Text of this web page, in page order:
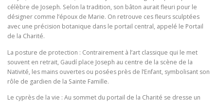
célèbre de Joseph. Selon la tradition, son bâton aurait fleuri pour le
désigner comme l’époux de Marie. On retrouve ces fleurs sculptées
avec une précision botanique dans le portail central, appelé le Portail
de la Charité.
La posture de protection : Contrairement à l’art classique qui le met
souvent en retrait, Gaudí place Joseph au centre de la scène de la
Nativité, les mains ouvertes ou posées près de l’Enfant, symbolisant son
rôle de gardien de la Sainte Famille.
Le cyprès de la vie : Au sommet du portail de la Charité se dresse un